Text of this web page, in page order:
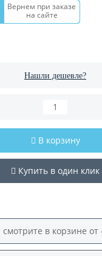
Вернем при заказе
на сайте
Нашли дешевле?
В корзину
Купить в один клик
в корзине от